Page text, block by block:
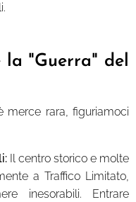
la "Guerra" del
merce rara, figuriamoci
Il centro storico e molte
a Traffico Limitato,
inesorabili. Entrare